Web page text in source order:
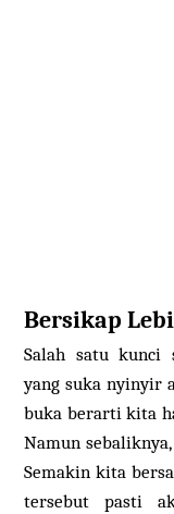
Bersikap
Salah satu kunci
yang suka nyinyir
buka berarti kita
Namun
Semakin kita
tersebut pasti